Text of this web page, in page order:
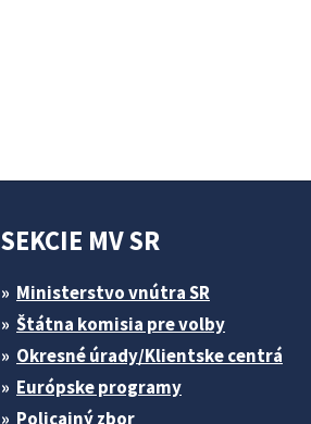
SEKCIE MV SR
Ministerstvo vnútra SR
Štátna komisia pre volby
Okresné úrady/Klientske centrá
Európske programy
Policajný zbor